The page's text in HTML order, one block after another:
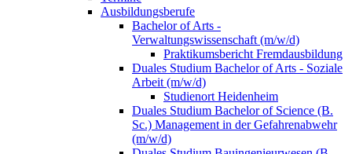
Ausbildungsberufe
Bachelor of Arts -
Verwaltungswissenschaft (m/w/d)
Praktikumsbericht Fremdausbildung
Duales Studium Bachelor of Arts - Soziale
Arbeit (m/w/d)
Studienort Heidenheim
Duales Studium Bachelor of Science (B.
Sc.) Management in der Gefahrenabwehr
(m/w/d)